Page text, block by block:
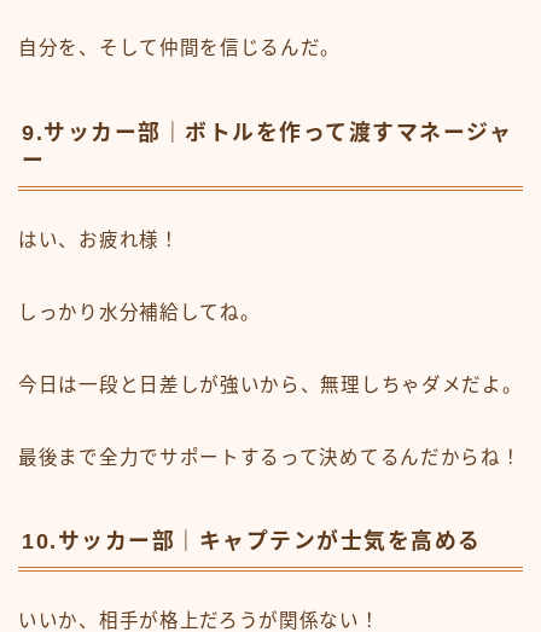
自分を、そして仲間を信じるんだ。
9.サッカー部｜ボトルを作って渡すマネージャ
ー
はい、お疲れ様！
しっかり水分補給してね。
今日は一段と日差しが強いから、無理しちゃダメだよ。
最後まで全力でサポートするって決めてるんだからね！
10.サッカー部｜キャプテンが士気を高める
いいか、相手が格上だろうが関係ない！